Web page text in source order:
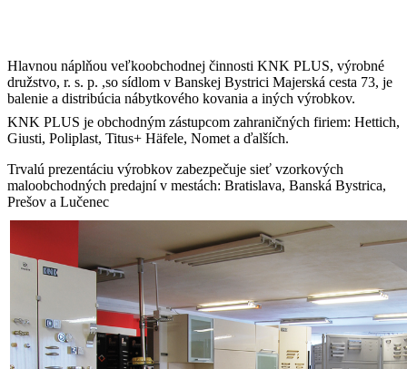
Hlavnou náplňou veľkoobchodnej činnosti KNK PLUS, výrobné
družstvo, r. s. p. ,so sídlom v Banskej Bystrici Majerská cesta 73, je
balenie a distribúcia nábytkového kovania a iných výrobkov.
KNK PLUS je obchodným zástupcom zahraničných firiem: Hettich,
Giusti, Poliplast, Titus+ Häfele, Nomet a ďalších.
Trvalú prezentáciu výrobkov zabezpečuje sieť vzorkových
maloobchodných predajní v mestách: Bratislava, Banská Bystrica,
Prešov a Lučenec